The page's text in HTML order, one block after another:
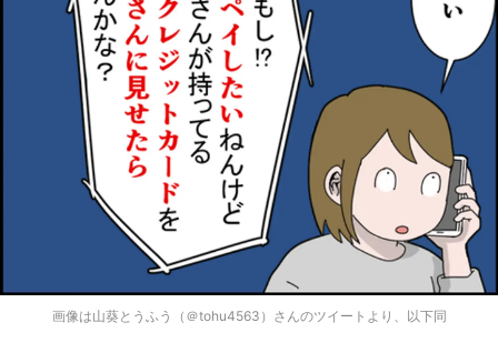
画像は山葵とうふう（＠tohu4563）さんのツイートより、以下同